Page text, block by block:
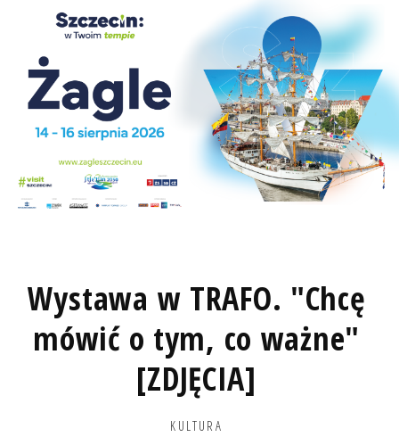
Wystawa w TRAFO. "Chcę
mówić o tym, co ważne"
[ZDJĘCIA]
KULTURA